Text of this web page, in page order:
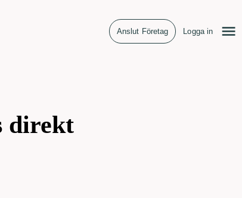
Anslut Företag Logga in
direkt